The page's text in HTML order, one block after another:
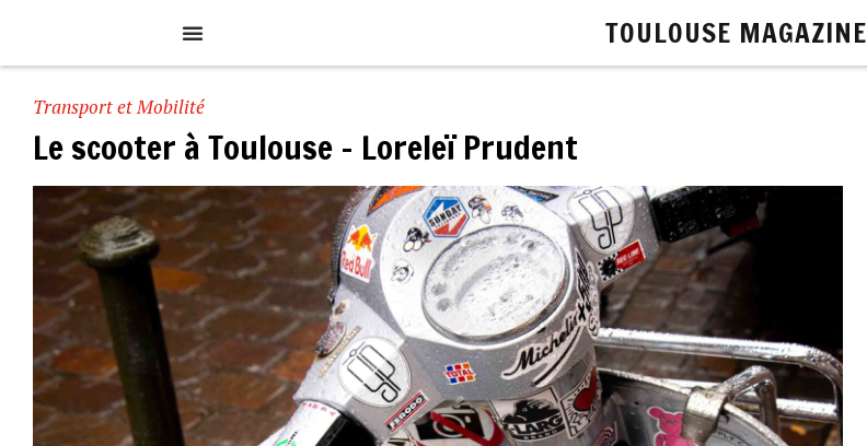
TOULOUSE MAGAZINE
Transport et Mobilité
Le scooter à Toulouse – Loreleï Prudent